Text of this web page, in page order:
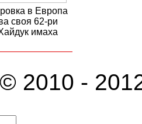
в Европа
своя 62-ри
имаха
2010 -